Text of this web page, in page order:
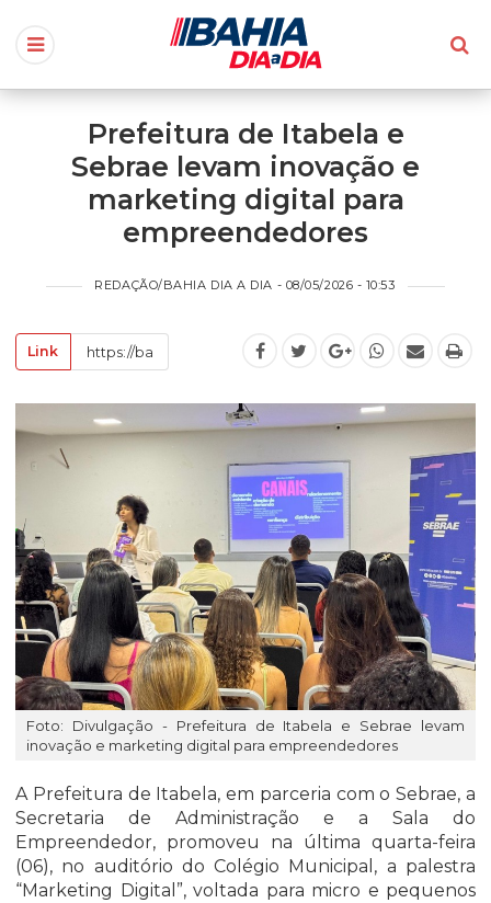
Prefeitura de Itabela e
Sebrae levam inovação e
marketing digital para
empreendedores
REDAÇÃO/BAHIA DIA A DIA - 08/05/2026 - 10:53
Link
Foto: Divulgação - Prefeitura de Itabela e Sebrae levam
inovação e marketing digital para empreendedores
A Prefeitura de Itabela, em parceria com o Sebrae, a
Secretaria de Administração e a Sala do
Empreendedor, promoveu na última quarta-feira
(06), no auditório do Colégio Municipal, a palestra
“Marketing Digital”, voltada para micro e pequenos